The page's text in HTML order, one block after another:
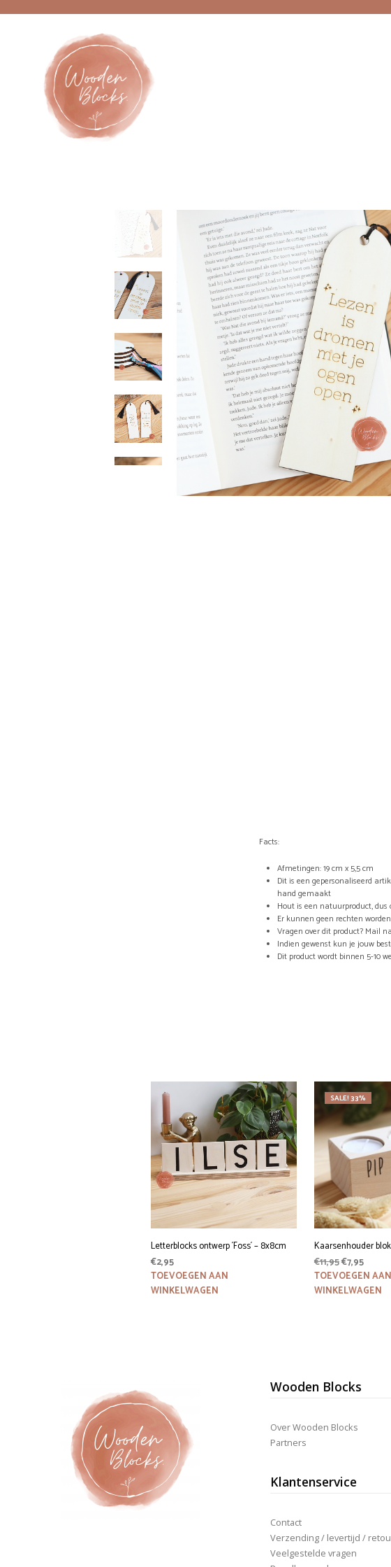
Facts:
Afmetingen: 19 cm x 5,5 cm
Dit is een gepersonaliseerd
hand gemaakt
Hout is een natuurproduct,
Er kunnen geen rechten
Vragen over dit product? Mail
Indien gewenst kun je jouw
Dit product wordt binnen 5-10
Letterblocks ontwerp ´Foss´ – 8x8cm
€2,95
TOEVOEGEN AAN
WINKELWAGEN
SALE! 33%
Kaarsenhouder
€11,95
prijs
was:
€7,95Huidige
prijs
is:
TOEVOEGEN AAN
WINKELWAGEN
Wooden Blocks
Over Wooden Blocks
Partners
Klantenservice
Contact
Verzending / levertijd /
Veelgestelde vragen